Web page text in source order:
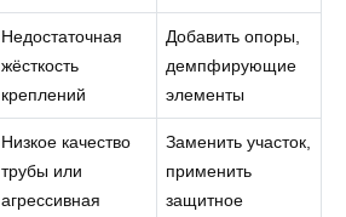
Недостаточная
жёсткость
креплений
Добавить опоры,
демпфирующие
элементы
Низкое качество
трубы или
агрессивная
Заменить участок,
применить
защитное